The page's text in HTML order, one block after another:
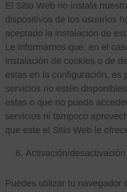
El Sitio Web no instala
dispositivos de los usuarios
aceptado la instalación de
Le informamos que, en el
instalación de cookies o de
estas en la configuración, es
servicios no estén
estas o que no pueda
servicios ni tampoco
que este el Sitio Web le
Activación/
Puedes utilizar tu navegador